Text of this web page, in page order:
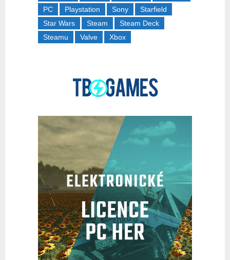
PC
Playstation Sony
Starfield
Star Wars
Steam
Steam Deck
Steamu
Valve Xbox